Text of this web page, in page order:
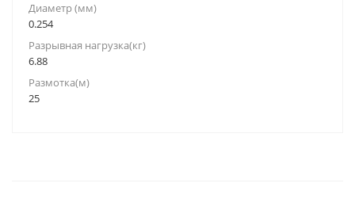
Диаметр (мм)
0.254
Разрывная нагрузка(кг)
6.88
Размотка(м)
25